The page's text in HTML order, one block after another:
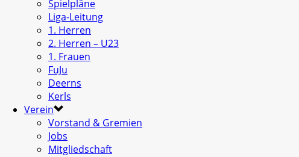
Spielpläne
Liga-Leitung
1. Herren
2. Herren – U23
1. Frauen
FuJu
Deerns
Kerls
Verein
Vorstand & Gremien
Jobs
Mitgliedschaft